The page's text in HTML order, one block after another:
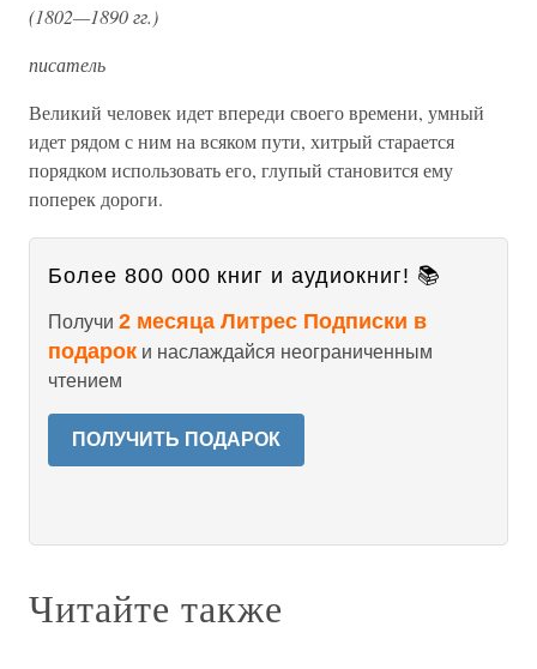
(1802—1890 гг.)
писатель
Великий человек идет впереди своего времени, умный
идет рядом с ним на всяком пути, хитрый старается
порядком использовать его, глупый становится ему
поперек дороги.
Более 800 000 книг и аудиокниг! 📚
Получи 2 месяца Литрес Подписки в
подарок и наслаждайся неограниченным
чтением
ПОЛУЧИТЬ ПОДАРОК
Читайте также